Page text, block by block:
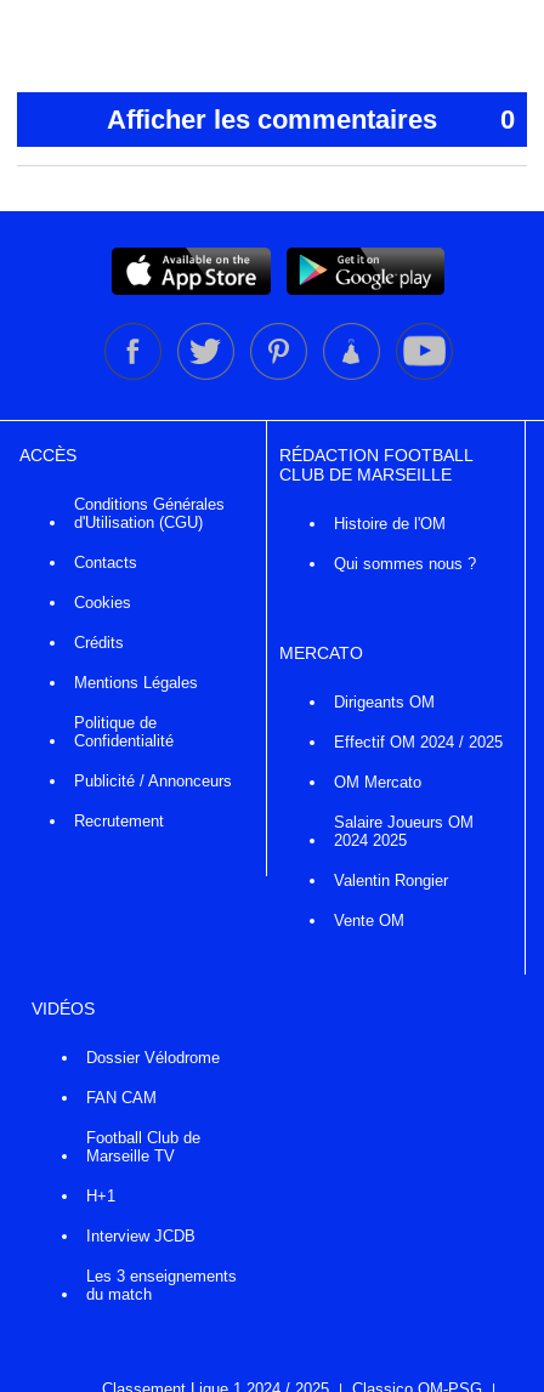
Afficher les commentaires 0
ACCÈS
Conditions Générales
d'Utilisation (CGU)
Contacts
Cookies
Crédits
Mentions Légales
Politique de
Confidentialité
Publicité / Annonceurs
Recrutement
RÉDACTION FOOTBALL
CLUB DE MARSEILLE
Histoire de l'OM
Qui sommes nous ?
MERCATO
Dirigeants OM
Effectif OM 2024 / 2025
OM Mercato
Salaire Joueurs OM
2024 2025
Valentin Rongier
Vente OM
VIDÉOS
Dossier Vélodrome
FAN CAM
Football Club de
Marseille TV
H+1
Interview JCDB
Les 3 enseignements
du match